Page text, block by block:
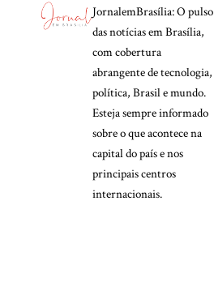
JornalemBrasília: O pulso
das notícias em Brasília,
com cobertura
abrangente de tecnologia,
política, Brasil e mundo.
Esteja sempre informado
sobre o que acontece na
capital do país e nos
principais centros
internacionais.